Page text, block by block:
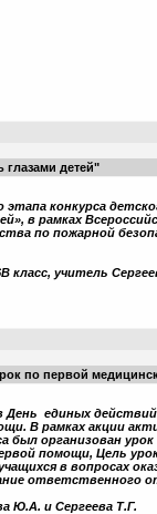
глазами детей"
конкурса
в рамках
по пожарной
класс, учитель
по первой
День единых
В рамках акции
был организован
помощи, Цель
в вопросах
ответственного
Ю.А. и Сергеева Т.Г.